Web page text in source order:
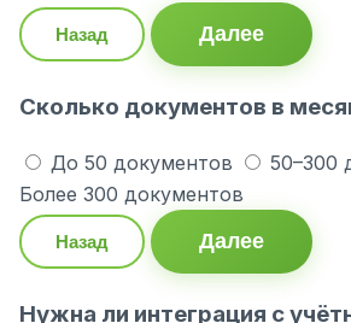
Назад Далее
Сколько документов в
До 50 документов
50–300
Более 300 документов
Назад Далее
Нужна ли интеграция с